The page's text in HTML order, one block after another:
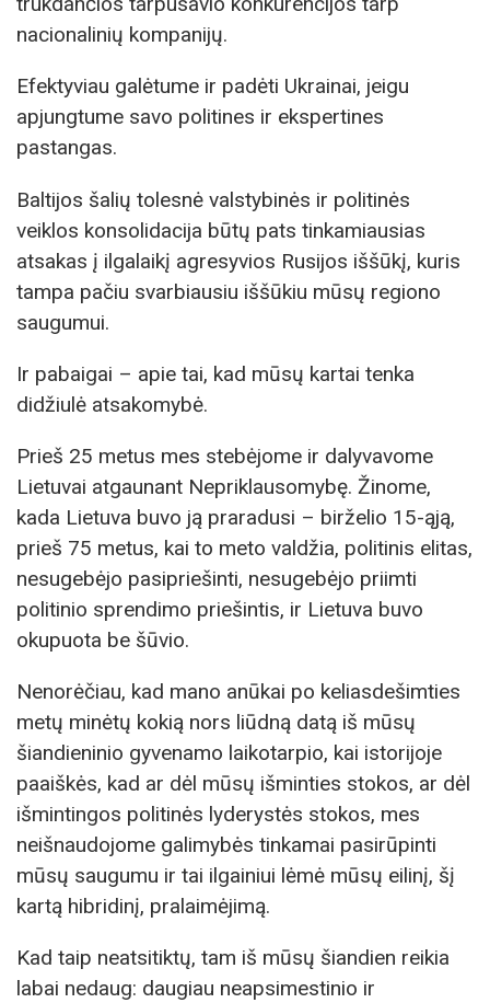
nacionalinių kompanijų.
Efektyviau galėtume ir padėti Ukrainai, jeigu
apjungtume savo politines ir ekspertines
pastangas.
Baltijos šalių tolesnė valstybinės ir politinės
veiklos konsolidacija būtų pats tinkamiausias
atsakas į ilgalaikį agresyvios Rusijos iššūkį, kuris
tampa pačiu svarbiausiu iššūkiu mūsų regiono
saugumui.
Ir pabaigai – apie tai, kad mūsų kartai tenka
didžiulė atsakomybė.
Prieš 25 metus mes stebėjome ir dalyvavome
Lietuvai atgaunant Nepriklausomybę. Žinome,
kada Lietuva buvo ją praradusi – birželio 15-ąją,
prieš 75 metus, kai to meto valdžia, politinis elitas,
nesugebėjo pasipriešinti, nesugebėjo priimti
politinio sprendimo priešintis, ir Lietuva buvo
okupuota be šūvio.
Nenorėčiau, kad mano anūkai po keliasdešimties
metų minėtų kokią nors liūdną datą iš mūsų
šiandieninio gyvenamo laikotarpio, kai istorijoje
paaiškės, kad ar dėl mūsų išminties stokos, ar dėl
išmintingos politinės lyderystės stokos, mes
neišnaudojome galimybės tinkamai pasirūpinti
mūsų saugumu ir tai ilgainiui lėmė mūsų eilinį, šį
kartą hibridinį, pralaimėjimą.
Kad taip neatsitiktų, tam iš mūsų šiandien reikia
labai nedaug: daugiau neapsimestinio ir